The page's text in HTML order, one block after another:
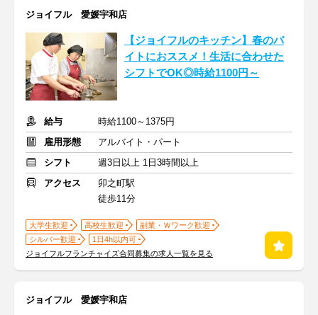
ジョイフル 愛媛宇和店
【ジョイフルのキッチン】春のバ
イトにおススメ！生活に合わせた
シフトでOK◎時給1100円～
給与
時給1100～1375円
雇用形態
アルバイト・パート
シフト
週3日以上 1日3時間以上
アクセス
卯之町駅
徒歩11分
大学生歓迎 高校生歓迎
副業・Ｗワーク歓迎
シルバー歓迎
1日4h以内可
ジョイフルフランチャイズ合同募集の求人一覧を見る
ジョイフル 愛媛宇和店